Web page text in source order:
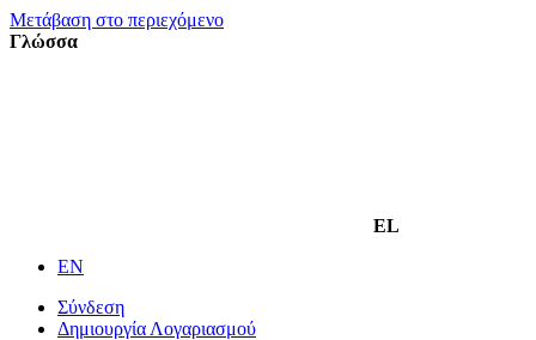
Μετάβαση στο περιεχόμενο
Γλώσσα
EL
EN
Σύνδεση
Δημιουργία Λογαριασμού